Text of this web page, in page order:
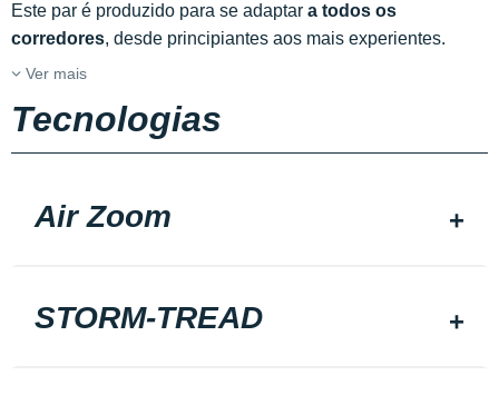
Este par é produzido para se adaptar a todos os
corredores, desde principiantes aos mais experientes.
Ver mais
Tecnologias
Air Zoom
STORM-TREAD